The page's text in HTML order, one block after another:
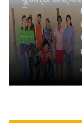
ପିୟୋର୍‌
ନବସୃଜନ
ବାଉଁଶ ବିହୀନ କଠିନ ଧୂପ
ଦୀର୍ଘସ୍ଥାୟିତା ଏବଂ